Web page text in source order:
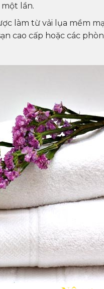
lần.
làm từ vải lụa mềm
cao cấp hoặc các